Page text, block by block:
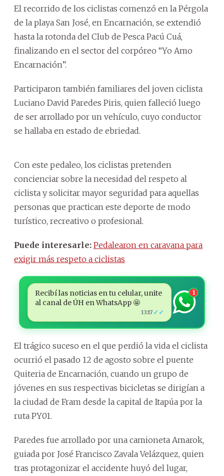
El recorrido de los ciclistas comenzó en la Pérgola
de la playa San José, en Encarnación, se extendió
hasta la rotonda del Club de Pesca Pacú Cuá,
finalizando en el sector del corpóreo “Yo Amo
Encarnación”.
Participaron también familiares del joven ciclista
Luciano David Paredes Piris, quien falleció luego
de ser arrollado por un vehículo, cuyo conductor
se hallaba en estado de ebriedad.
Con este pedaleo, los ciclistas pretenden
concienciar sobre la necesidad del respeto al
ciclista y solicitar mayor seguridad para aquellas
personas que practican este deporte de modo
turístico, recreativo o profesional.
Puede interesarle: Pedalearon en caravana para
exigir más respeto a ciclistas
Recibí las noticias en tu celular, unite
al canal de ÚH en WhatsApp 🤩
13:17 ✓✓
1
El trágico suceso en el que perdió la vida el ciclista
ocurrió el pasado 12 de agosto sobre el puente
Quiteria de Encarnación, cuando un grupo de
jóvenes en sus respectivas bicicletas se dirigían a
la ciudad de Fram desde la capital de Itapúa por la
ruta PY01.
Paredes fue arrollado por una camioneta Amarok,
guiada por José Francisco Zavala Velázquez, quien
tras protagonizar el accidente huyó del lugar,